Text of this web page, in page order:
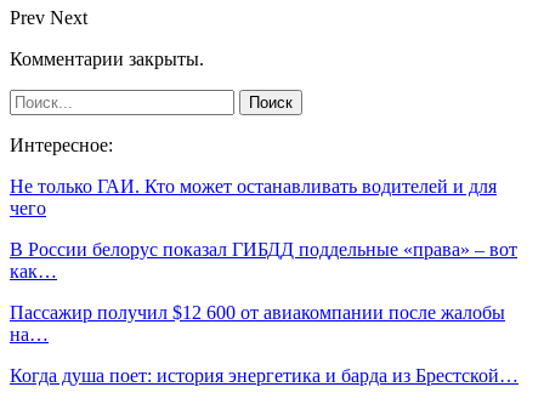
Prev Next
Комментарии закрыты.
Интересное:
Не только ГАИ. Кто может останавливать водителей и для
чего
В России белорус показал ГИБДД поддельные «права» – вот
как…
Пассажир получил $12 600 от авиакомпании после жалобы
на…
Когда душа поет: история энергетика и барда из Брестской…